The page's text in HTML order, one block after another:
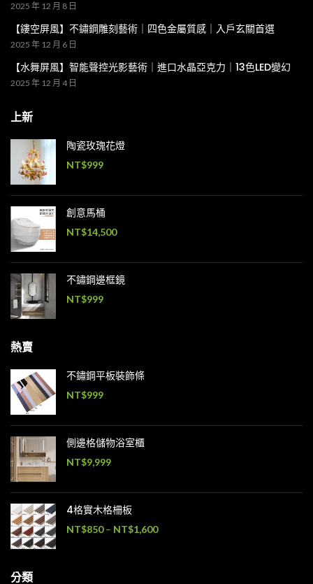
2025 年 12 月 8 日
【鏤空屏風】不鏽鋼雕刻藝術｜四色金屬質感｜入戶玄關首選
2025 年 12 月 6 日
【水舞屏風】智能聲控光影藝術｜進口水晶亞克力｜13色LED變幻
2025 年 12 月 4 日
上新
陶瓷玫瑰花燈
NT$999
創意馬桶
NT$14,500
不鏽鋼邊框鏡
NT$999
熱賣
不鏽鋼平板裝飾條
NT$999
側邊格儲物浴室櫃
NT$9,999
4格實木格柵板
NT$850 – NT$1,600
分類